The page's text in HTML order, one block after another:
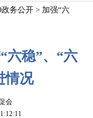
政务公开 > 加强“六
六稳”、“六
情况
会